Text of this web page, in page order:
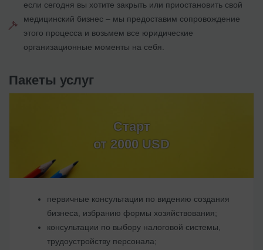
если сегодня вы хотите закрыть или приостановить свой
медицинский бизнес – мы предоставим сопровождение
этого процесса и возьмем все юридические
организационные моменты на себя.
Пакеты услуг
Старт
от 2000 USD
первичные консультации по видению создания
бизнеса, избранию формы хозяйствования;
консультации по выбору налоговой системы,
трудоустройству персонала;